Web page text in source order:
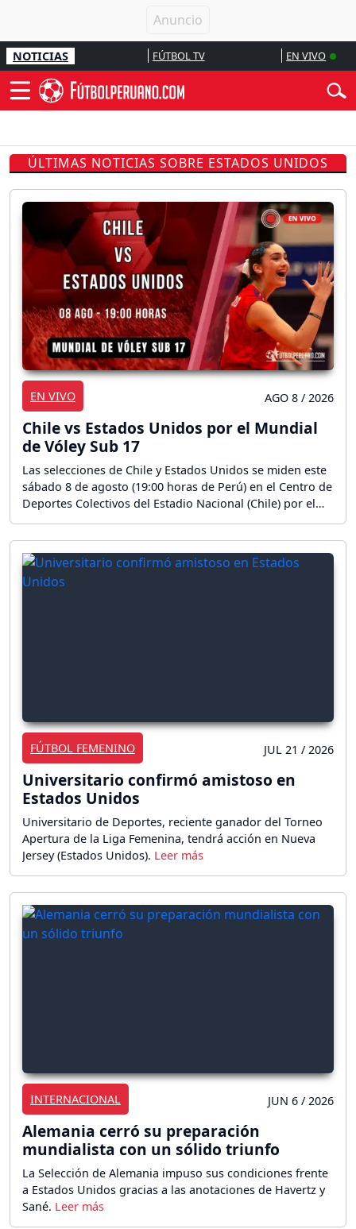
NOTICIAS FÚTBOL TV EN VIVO
ÚLTIMAS NOTICIAS SOBRE ESTADOS UNIDOS
EN VIVO AGO 8 / 2026
Chile vs Estados Unidos por el Mundial
de Vóley Sub 17
Las selecciones de Chile y Estados Unidos se miden este
sábado 8 de agosto (19:00 horas de Perú) en el Centro de
Deportes Colectivos del Estadio Nacional (Chile) por el
Mundial de Vóley Femenino Sub 17. ¡Sigue aquí la
reacción en vivo del partido!
FÚTBOL FEMENINO JUL 21 / 2026
Universitario confirmó amistoso en
Estados Unidos
Universitario de Deportes, reciente ganador del Torneo
Apertura de la Liga Femenina, tendrá acción en Nueva
Jersey (Estados Unidos).
INTERNACIONAL JUN 6 / 2026
Alemania cerró su preparación
mundialista con un sólido triunfo
La Selección de Alemania impuso sus condiciones frente
a Estados Unidos gracias a las anotaciones de Havertz y
Sané.